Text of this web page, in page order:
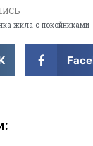
жила с покойниками